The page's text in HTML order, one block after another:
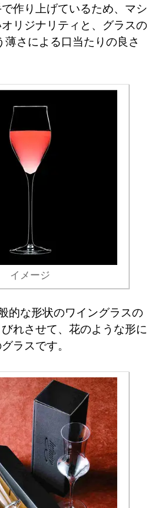
作り上げているため、マシ
リジナリティと、グラスの
さによる口当たりの良さ
イメージ
的な形状のワイングラスの
れさせて、花のような形に
ラスです。